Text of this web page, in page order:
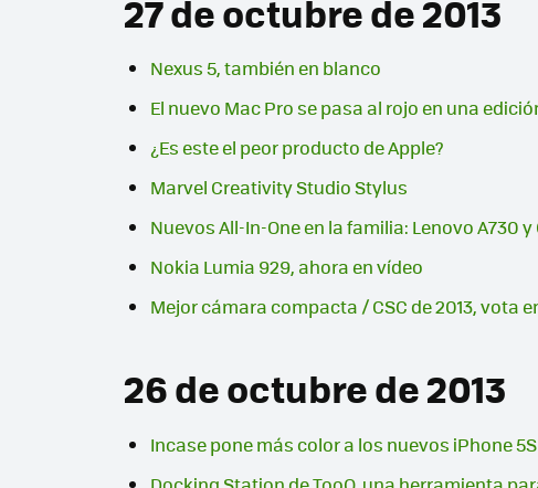
27 de octubre de 2013
Nexus 5, también en blanco
El nuevo Mac Pro se pasa al rojo en una
¿Es este el peor producto de Apple?
Marvel Creativity Studio Stylus
Nuevos All-In-One en la familia: Lenovo A730 y
Nokia Lumia 929, ahora en vídeo
Mejor cámara compacta / CSC de 2013, vota
26 de octubre de 2013
Incase pone más color a los nuevos iPhone 5S